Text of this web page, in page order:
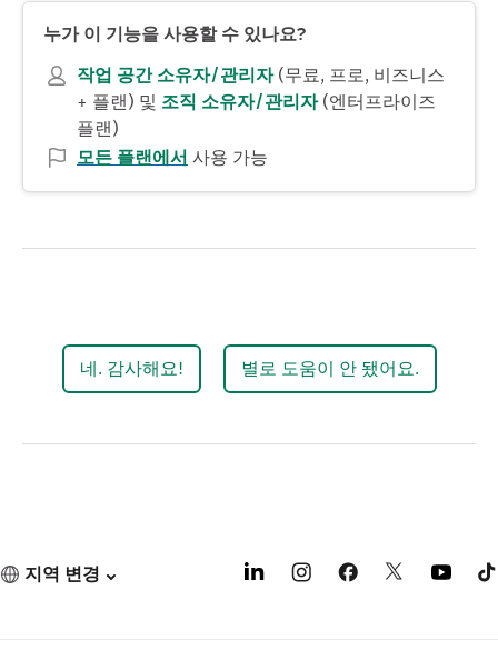
누가 이 기능을 사용할 수 있나요?
작업 공간소유자/관리자(무료, 프로, 비즈니스
+ 플랜) 및 조직 소유자/관리자(엔터프라이즈
플랜)
모든 플랜에서 사용 가능
네. 감사해요! 별로 도움이 안 됐어요.
지역 변경